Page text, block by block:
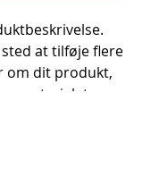
sted at tilføje flere
om dit produkt,
materialet,